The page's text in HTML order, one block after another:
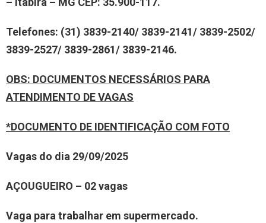
Telefones: (31) 3839-2140/ 3839-2141/ 3839-2502/
3839-2527/ 3839-2861/ 3839-2146.
OBS: DOCUMENTOS NECESSÁRIOS PARA
ATENDIMENTO DE VAGAS
*DOCUMENTO DE IDENTIFICAÇÃO COM FOTO
Vagas do dia 29/09/2025
AÇOUGUEIRO – 02 vagas
Vaga para trabalhar em supermercado.